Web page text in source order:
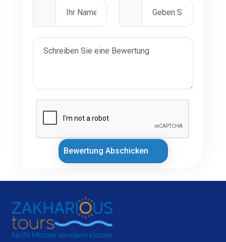
Bewertung Abschicken